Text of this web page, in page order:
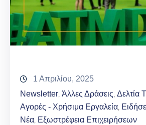
1 Απριλίου, 2025
Newsletter‚ Άλλες Δράσεις‚ Δελτία
Αγορές - Χρήσιμα Εργαλεία‚
Νέα‚ Εξωστρέφεια Επιχειρήσεων